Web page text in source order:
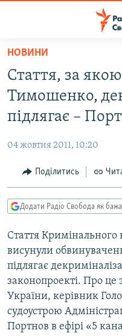
Перейти
основного
матеріалу
Перейти
до
основної
Перейти
до
пошуку
ВСЕ ЗА ДОБУ
СТАТТІ
СУСПІЛЬСТВО
УКРАЇНА
РОСІЙСЬКА
ДОНБАС.РЕАЛІЇ
ТИ ЯК?
СХЕМИ
КИТАЙ.ВИКЛИКИ
МУЛЬТИМЕДІА
ФОТО
СПЕЦПРОЄКТИ
НОВИНИ
Стаття, за
Тимошенко,
підлягає –
04 жовтня 2011, 10:20
Поділитись
Додати Радіо Свобода як
Стаття Кримінального
висунули
підлягає
законопроекті. Про
України, керівник
судоустрою
Портнов в ефірі «5